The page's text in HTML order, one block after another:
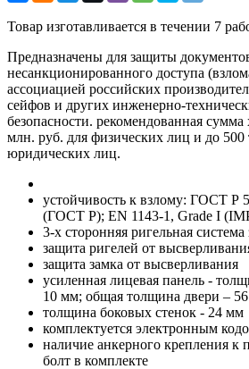
Товар изготавливается в течении 7
Предназначены для защиты
несанкционированного доступа
ассоциацией российских
сейфов и других инженерно-
безопасности. рекомендованная сумма
млн. руб. для физических лиц и до 500
юридических лиц.
устойчивость к взлому: ГОСТ Р
(ГОСТ Р); EN 1143-1, Grade I
3-х сторонняя ригельная
защита ригелей от
защита замка от высверливания
усиленная лицевая панель -
10 мм; общая толщина двери –
толщина боковых стенок - 24 мм
комплектуется электронным
наличие анкерного крепления к
болт в комплекте